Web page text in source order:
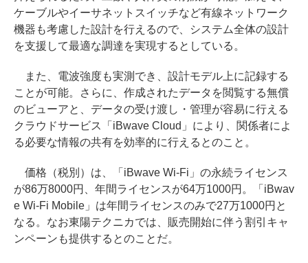
ケーブルやイーサネットスイッチなど有線ネットワーク
機器も考慮した設計を行えるので、システム全体の設計
を支援して最適な調達を実現するとしている。
また、電波強度も実測でき、設計モデル上に記録する
ことが可能。さらに、作成されたデータを閲覧する無償
のビューアと、データの受け渡し・管理が容易に行える
クラウドサービス「iBwave Cloud」により、関係者によ
る必要な情報の共有を効率的に行えるとのこと。
価格（税別）は、「iBwave Wi-Fi」の永続ライセンス
が86万8000円、年間ライセンスが64万1000円。「iBwav
e Wi-Fi Mobile」は年間ライセンスのみで27万1000円と
なる。なお東陽テクニカでは、販売開始に伴う割引キャ
ンペーンも提供するとのことだ。